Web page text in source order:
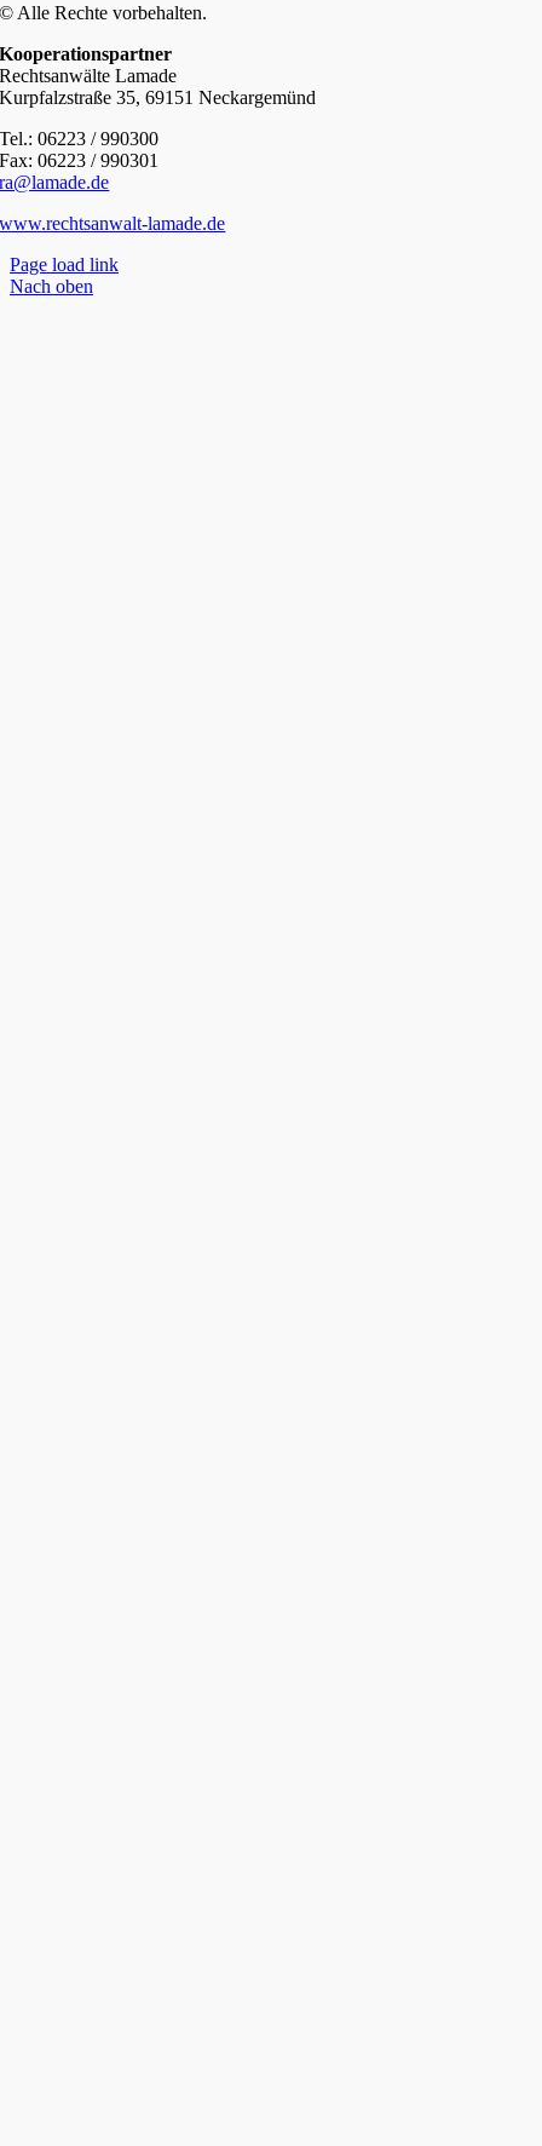
© Alle Rechte vorbehalten.
Kooperationspartner
Rechtsanwälte Lamade
Kurpfalzstraße 35, 69151 Neckargemünd
Tel.: 06223 / 990300
Fax: 06223 / 990301
ra@lamade.de
www.rechtsanwalt-lamade.de
Page load link
Nach oben